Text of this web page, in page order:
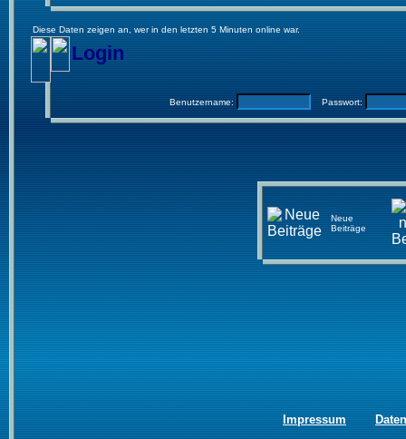
Diese Daten zeigen an, wer in den letzten 5 Minuten online war.
Login
Benutzername: Passwort:
Neue
Beiträge
Impressum